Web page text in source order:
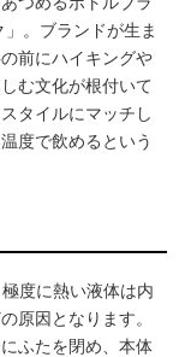
。ブランドが生ま
前にハイキングや
む文化が根付いて
タイルにマッチし
度で飲めるという
度に熱い液体は内
原因となります。
ふたを閉め、本体